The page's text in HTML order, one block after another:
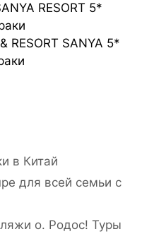
RESORT 5*
RESORT SANYA 5*
в Китай
для всей семьи с
о. Родос! Туры